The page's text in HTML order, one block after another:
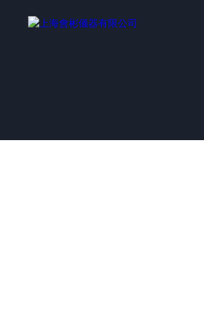
文字幕人妻2020